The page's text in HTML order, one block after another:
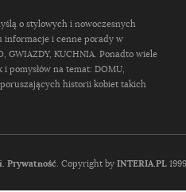
o stylowych i nowoczesnych
informacje i cenne porady w
GWIAZDY, KUCHNIA. Ponadto wiele
pomysłów na temat: DOMU,
poruszających historii kobiet takich
Prywatność. Copyright by INTERIA.PL